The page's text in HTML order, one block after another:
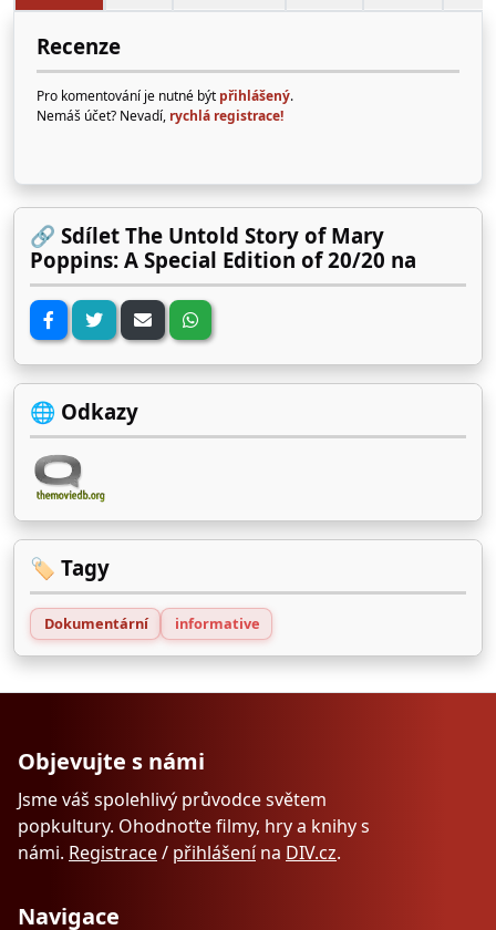
Recenze
Pro komentování je nutné být přihlášený.
Nemáš účet? Nevadí, rychlá registrace!
🔗 Sdílet The Untold Story of Mary
Poppins: A Special Edition of 20/20 na
🌐 Odkazy
🏷️ Tagy
Dokumentární informative
Objevujte s námi
Jsme váš spolehlivý průvodce světem
popkultury. Ohodnoťte filmy, hry a knihy s
námi. Registrace/ přihlášenína DIV.cz.
Navigace